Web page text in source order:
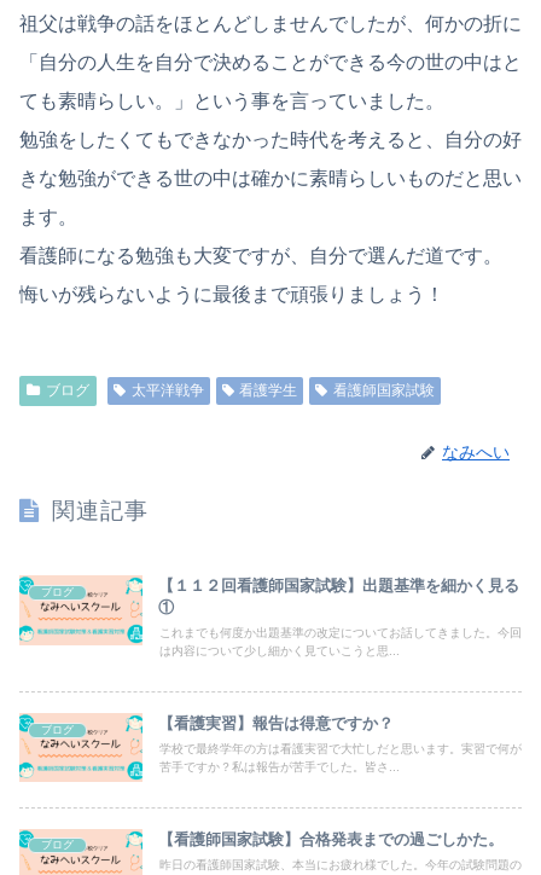
祖父は戦争の話をほとんどしませんでしたが、何かの折に
「自分の人生を自分で決めることができる今の世の中はと
ても素晴らしい。」という事を言っていました。
勉強をしたくてもできなかった時代を考えると、自分の好
きな勉強ができる世の中は確かに素晴らしいものだと思い
ます。
看護師になる勉強も大変ですが、自分で選んだ道です。
悔いが残らないように最後まで頑張りましょう！
ブログ 太平洋戦争 看護学生 看護師国家試験
なみへい
関連記事
ブログ
【１１２回看護師国家試験】出題基準を細かく見る
①
これまでも何度か出題基準の改定についてお話してきました。今回
は内容について少し細かく見ていこうと思...
ブログ 【看護実習】報告は得意ですか？
学校で最終学年の方は看護実習で大忙しだと思います。実習で何が
苦手ですか？私は報告が苦手でした。皆さ...
ブログ 【看護師国家試験】合格発表までの過ごしかた。
昨日の看護師国家試験、本当にお疲れ様でした。今年の試験問題の